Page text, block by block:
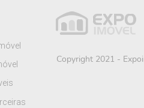
Copyright 2021 -